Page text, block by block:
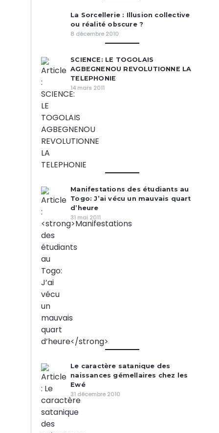
La Sorcellerie : Illusion collective
ou réalité obscure ?
8 décembre 2010
SCIENCE: LE TOGOLAIS
AGBEGNENOU REVOLUTIONNE LA
TELEPHONIE
14 mars 2011
Manifestations des étudiants au
Togo: J’ai vécu un mauvais quart
d’heure
31 mai 2011
Le caractère satanique des
naissances gémellaires chez les
Ewé
31 décembre 2010